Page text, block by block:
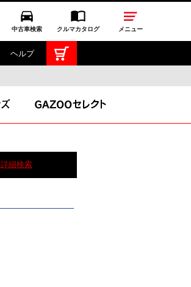
中古車検索 クルマカタログ メニュー
GAZOO SPORTS
GAZOO Shopping
ヘルプ
詳細検索